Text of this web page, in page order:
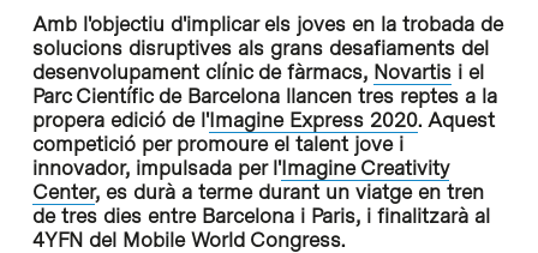
Amb l'objectiu d'implicar els joves en la trobada de
solucions disruptives als grans desafiaments del
desenvolupament clínic de fàrmacs, Novartisi el
Parc Científic de Barcelona llancen tres reptes a la
propera edició de l'Imagine Express 2020. Aquest
competició per promoure el talent jove i
innovador, impulsada per l'Imagine Creativity
Center, es durà a terme durant un viatge en tren
de tres dies entre Barcelona i Paris, i finalitzarà al
4YFN del Mobile World Congress.